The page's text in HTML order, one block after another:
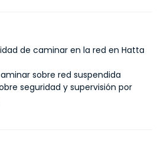
de caminar en la red en Hatta
sobre red suspendida
seguridad y supervisión por